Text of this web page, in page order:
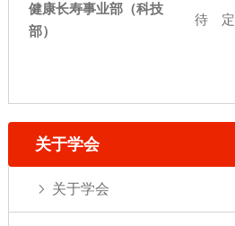
健康长寿事业部（科技
部）
待 定
关于学会
关于学会